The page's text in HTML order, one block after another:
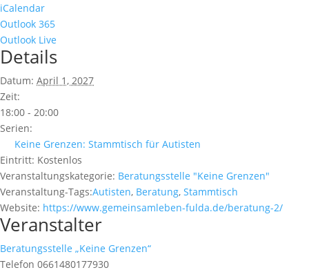
iCalendar
Outlook 365
Outlook Live
Details
Datum: April 1, 2027
Zeit:
18:00 - 20:00
Serien:
Keine Grenzen: Stammtisch für Autisten
Eintritt: Kostenlos
Veranstaltungskategorie: Beratungsstelle "Keine Grenzen"
Veranstaltung-Tags:Autisten, Beratung, Stammtisch
Website: https://www.gemeinsamleben-fulda.de/beratung-2/
Veranstalter
Beratungsstelle „Keine Grenzen“
Telefon 0661480177930